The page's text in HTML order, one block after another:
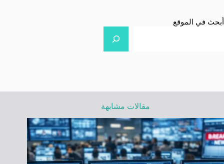
أبحث في الموقع
مقالات مشابهة